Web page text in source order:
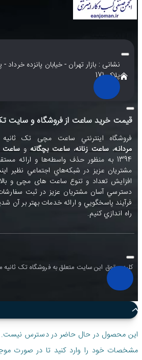
پلاک 171
قیمت خرید ساعت از فروشگاه و سایت
فروشگاه اينترنتي ساعت مچی تک ثانيه
مردانه، ساعت زنانه،ساعت بچگانهو
1394 به منظور حذف واسطه‌ها و ارائه
مشتريان عزيز در شبکه‌هاي اجتماعي نظير
افزايش تعداد و تنوع ساعت های مچی و
دسترسي آسان مشتريان عزيز در ثبت
فرآيند پاسخگويي و ارائه خدمات بهتر بر آن
راه اندازي کنيم.
کلیه حقوق این سایت متعلق به فروشگاه تک ثانیه
این محصول در حال حاضر در دسترس نیست.
مشخصات خود را وارد کنید تا در صورت